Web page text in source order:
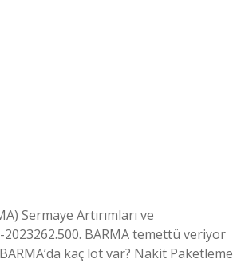
Sermaye Artırımları ve
BARMA temettü veriyor
kaç lot var? Nakit Paketleme